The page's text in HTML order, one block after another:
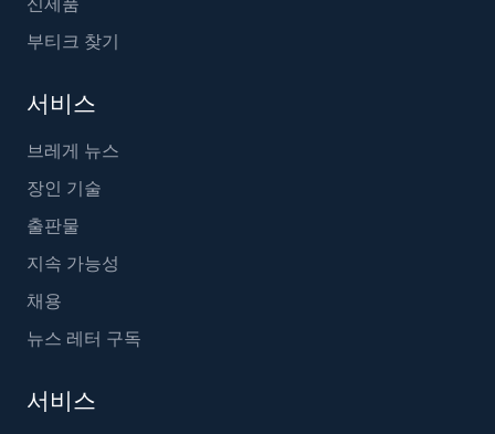
부티크 찾기
서비스
브레게 뉴스
장인 기술
출판물
지속 가능성
채용
뉴스 레터 구독
서비스